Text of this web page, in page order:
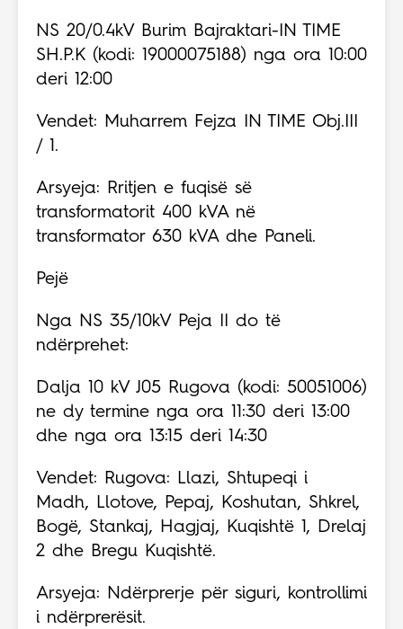
NS 20/0.4kV Burim Bajraktari-IN TIME
SH.P.K (kodi: 19000075188) nga ora 10:00
deri 12:00
Vendet: Muharrem Fejza IN TIME Obj.III
/ 1.
Arsyeja: Rritjen e fuqisë së
transformatorit 400 kVA në
transformator 630 kVA dhe Paneli.
Pejë
Nga NS 35/10kV Peja II do të
ndërprehet:
Dalja 10 kV J05 Rugova (kodi: 50051006)
ne dy termine nga ora 11:30 deri 13:00
dhe nga ora 13:15 deri 14:30
Vendet: Rugova: Llazi, Shtupeqi i
Madh, Llotove, Pepaj, Koshutan, Shkrel,
Bogë, Stankaj, Hagjaj, Kuqishtë 1, Drelaj
2 dhe Bregu Kuqishtë.
Arsyeja: Ndërprerje për siguri, kontrollimi
i ndërprerësit.